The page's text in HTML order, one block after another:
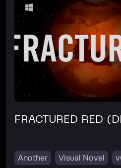
FRACTURED RED
Another Visual Novel